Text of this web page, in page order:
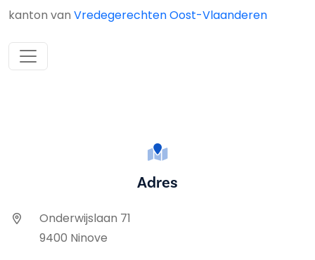
kanton van Vredegerechten Oost-Vlaanderen
Adres
Onderwijslaan 71
9400 Ninove